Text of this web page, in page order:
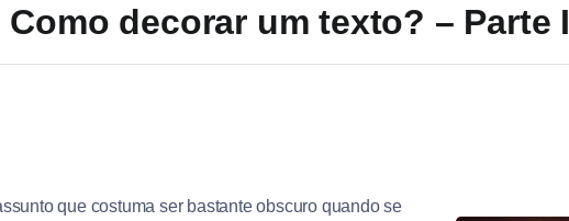
decorar um texto? – Parte I
que costuma ser bastante obscuro quando se